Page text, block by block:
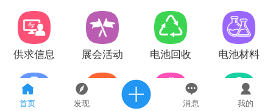
首页 发现 消息 我的
供求信息 展会活动 电池回收 电池材料